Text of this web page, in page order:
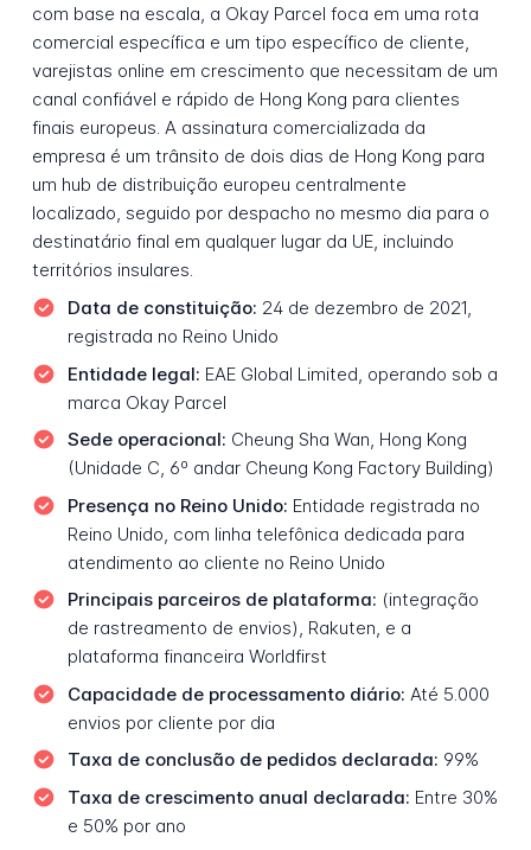
com base na escala, a Okay Parcel foca em uma rota
comercial específica e um tipo específico de cliente,
varejistas online em crescimento que necessitam de um
canal confiável e rápido de Hong Kong para clientes
finais europeus. A assinatura comercializada da
empresa é um trânsito de dois dias de Hong Kong para
um hub de distribuição europeu centralmente
localizado, seguido por despacho no mesmo dia para o
destinatário final em qualquer lugar da UE, incluindo
territórios insulares.
Data de constituição: 24 de dezembro de 2021,
registrada no Reino Unido
Entidade legal: EAE Global Limited, operando sob a
marca Okay Parcel
Sede operacional: Cheung Sha Wan, Hong Kong
(Unidade C, 6º andar Cheung Kong Factory Building)
Presença no Reino Unido: Entidade registrada no
Reino Unido, com linha telefônica dedicada para
atendimento ao cliente no Reino Unido
Principais parceiros de plataforma: (integração
de rastreamento de envios), Rakuten, e a
plataforma financeira Worldfirst
Capacidade de processamento diário: Até 5.000
envios por cliente por dia
Taxa de conclusão de pedidos declarada: 99%
Taxa de crescimento anual declarada: Entre 30%
e 50% por ano